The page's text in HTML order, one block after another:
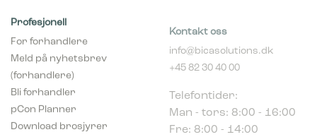
For forhandlere
Meld på nyhetsbrev
(forhandlere)
Bli forhandler
pCon Planner
Download brosjyrer
Download Center
info@bicasolutions.dk
+45 82 30 40 00
Man - tors: 8:00 - 16:00
Fre: 8:00 - 14:00